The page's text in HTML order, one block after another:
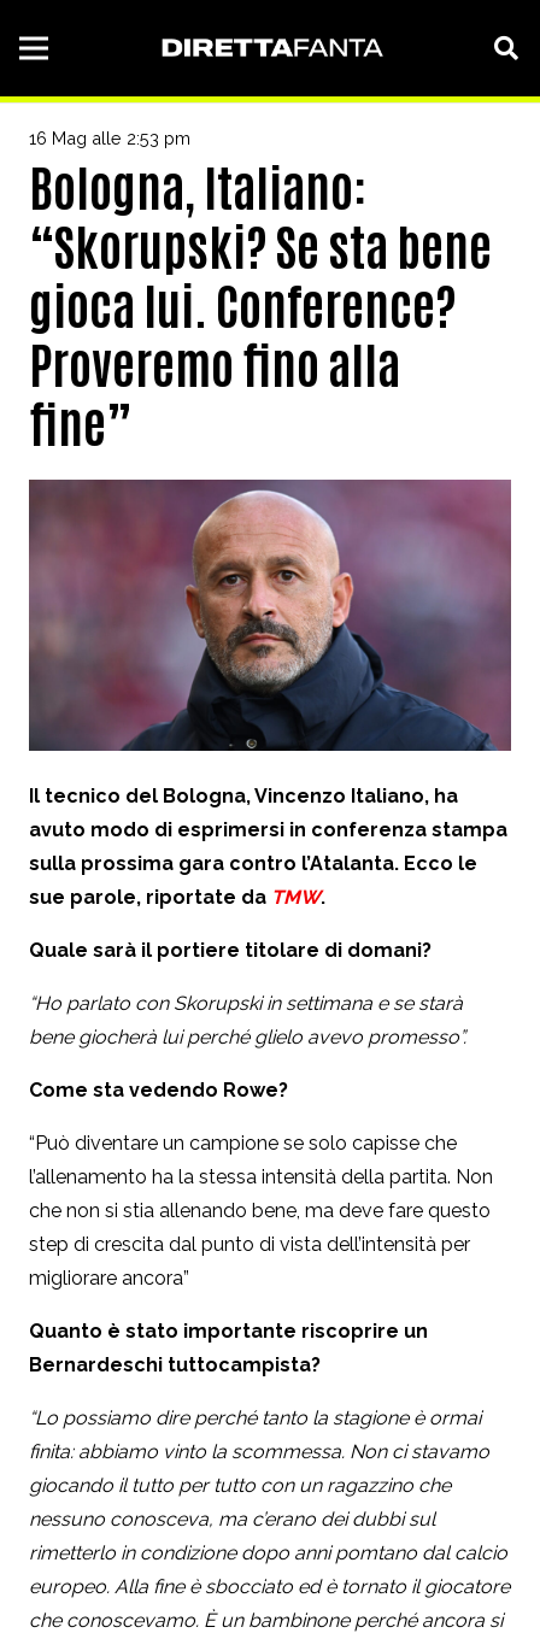
16 Mag alle 2:53 pm
Bologna, Italiano:
“Skorupski? Se sta bene
gioca lui. Conference?
Proveremo fino alla
fine”
Il tecnico del Bologna, Vincenzo Italiano, ha
avuto modo di esprimersi in conferenza stampa
sulla prossima gara contro l’Atalanta. Ecco le
sue parole, riportate da TMW.
Quale sarà il portiere titolare di domani?
“Ho parlato con Skorupski in settimana e se starà
bene giocherà lui perché glielo avevo promesso”.
Come sta vedendo Rowe?
“Può diventare un campione se solo capisse che
l’allenamento ha la stessa intensità della partita. Non
che non si stia allenando bene, ma deve fare questo
step di crescita dal punto di vista dell’intensità per
migliorare ancora”
Quanto è stato importante riscoprire un
Bernardeschi tuttocampista?
“Lo possiamo dire perché tanto la stagione è ormai
finita: abbiamo vinto la scommessa. Non ci stavamo
giocando il tutto per tutto con un ragazzino che
nessuno conosceva, ma c’erano dei dubbi sul
rimetterlo in condizione dopo anni pomtano dal calcio
europeo. Alla fine è sbocciato ed è tornato il giocatore
che conoscevamo. È un bambinone perché ancora si